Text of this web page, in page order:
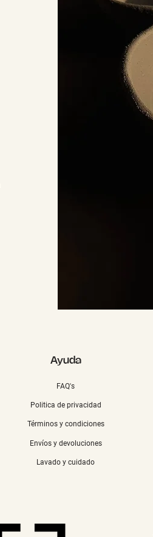
Ayuda
FAQ's
Politica de privacidad
Términos y condiciones
Envíos y devoluciones
Lavado y cuidado